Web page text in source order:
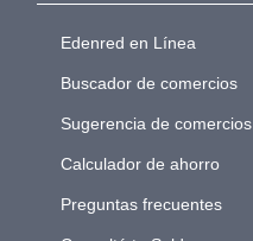
Edenred en Línea
Buscador de comercios
Sugerencia de comercios
Calculador de ahorro
Preguntas frecuentes